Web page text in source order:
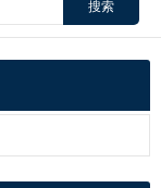
搜索